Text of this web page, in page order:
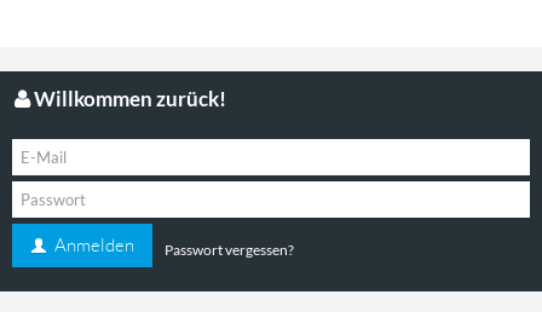
Willkommen zurück!
Anmelden Passwort vergessen?